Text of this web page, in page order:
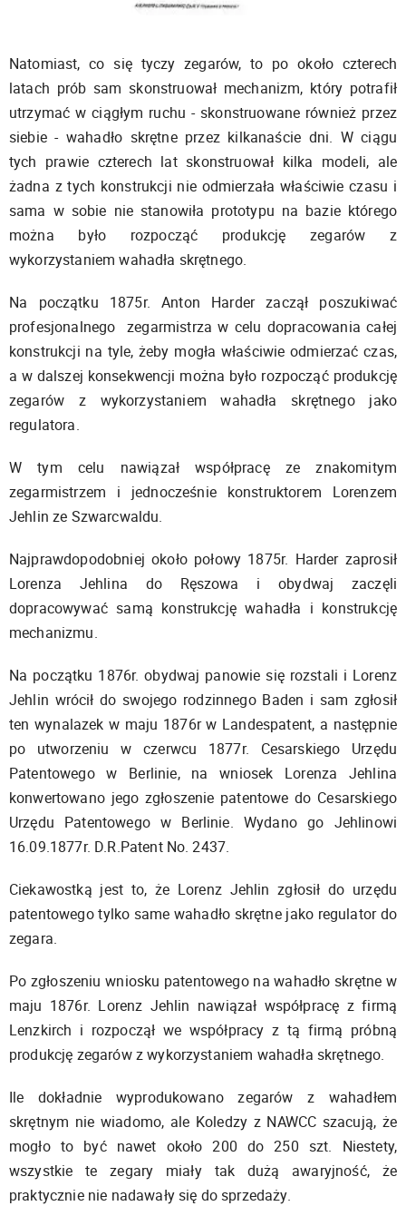
Natomiast, co się tyczy zegarów, to po około czterech
latach prób sam skonstruował mechanizm, który potrafił
utrzymać w ciągłym ruchu - skonstruowane również przez
siebie - wahadło skrętne przez kilkanaście dni. W ciągu
tych prawie czterech lat skonstruował kilka modeli, ale
żadna z tych konstrukcji nie odmierzała właściwie czasu i
sama w sobie nie stanowiła prototypu na bazie którego
można było rozpocząć produkcję zegarów z
wykorzystaniem wahadła skrętnego.
Na początku 1875r. Anton Harder zaczął poszukiwać
profesjonalnego zegarmistrza w celu dopracowania całej
konstrukcji na tyle, żeby mogła właściwie odmierzać czas,
a w dalszej konsekwencji można było rozpocząć produkcję
zegarów z wykorzystaniem wahadła skrętnego jako
regulatora.
W tym celu nawiązał współpracę ze znakomitym
zegarmistrzem i jednocześnie konstruktorem Lorenzem
Jehlin ze Szwarcwaldu.
Najprawdopodobniej około połowy 1875r. Harder zaprosił
Lorenza Jehlina do Ręszowa i obydwaj zaczęli
dopracowywać samą konstrukcję wahadła i konstrukcję
mechanizmu.
Na początku 1876r. obydwaj panowie się rozstali i Lorenz
Jehlin wrócił do swojego rodzinnego Baden i sam zgłosił
ten wynalazek w maju 1876r w Landespatent, a następnie
po utworzeniu w czerwcu 1877r. Cesarskiego Urzędu
Patentowego w Berlinie, na wniosek Lorenza Jehlina
konwertowano jego zgłoszenie patentowe do Cesarskiego
Urzędu Patentowego w Berlinie. Wydano go Jehlinowi
16.09.1877r. D.R.Patent No. 2437.
Ciekawostką jest to, że Lorenz Jehlin zgłosił do urzędu
patentowego tylko same wahadło skrętne jako regulator do
zegara.
Po zgłoszeniu wniosku patentowego na wahadło skrętne w
maju 1876r. Lorenz Jehlin nawiązał współpracę z firmą
Lenzkirch i rozpoczął we współpracy z tą firmą próbną
produkcję zegarów z wykorzystaniem wahadła skrętnego.
Ile dokładnie wyprodukowano zegarów z wahadłem
skrętnym nie wiadomo, ale Koledzy z NAWCC szacują, że
mogło to być nawet około 200 do 250 szt. Niestety,
wszystkie te zegary miały tak dużą awaryjność, że
praktycznie nie nadawały się do sprzedaży.